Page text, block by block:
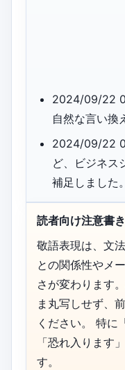
2024/09/22
自然な言い換
2024/09/22
ど、ビジネス
補足しました。
読者向け注意書
敬語表現は、文
との関係性やメ
さが変わります
ま丸写しせず、
ください。 特に
「恐れ入ります
す。